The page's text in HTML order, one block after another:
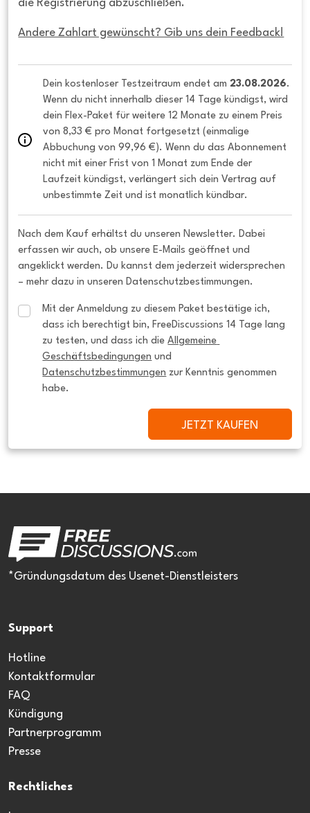
die Registrierung abzuschließen.
Andere Zahlart gewünscht? Gib uns dein Feedback!
Dein kostenloser Testzeitraum endet am 23.08.2026.
Wenn du nicht innerhalb dieser 14 Tage kündigst, wird
dein Flex-Paket für weitere 12 Monate zu einem Preis
von 8,33 € pro Monat fortgesetzt (einmalige
Abbuchung von 99,96 €). Wenn du das Abonnement
nicht mit einer Frist von 1 Monat zum Ende der
Laufzeit kündigst, verlängert sich dein Vertrag auf
unbestimmte Zeit und ist monatlich kündbar.
Nach dem Kauf erhältst du unseren Newsletter. Dabei
erfassen wir auch, ob unsere E-Mails geöffnet und
angeklickt werden. Du kannst dem jederzeit widersprechen
– mehr dazu in unseren Datenschutzbestimmungen.
Mit der Anmeldung zu diesem Paket bestätige ich,
dass ich berechtigt bin, FreeDiscussions 14 Tage lang
zu testen, und dass ich die Allgemeine
Geschäftsbedingungen
Datenschutzbestimmungen zur Kenntnis genommen
habe.
JETZT KAUFEN
*Gründungsdatum des Usenet-Dienstleisters
Support
Hotline
Kontaktformular
FAQ
Kündigung
Partnerprogramm
Presse
Rechtliches